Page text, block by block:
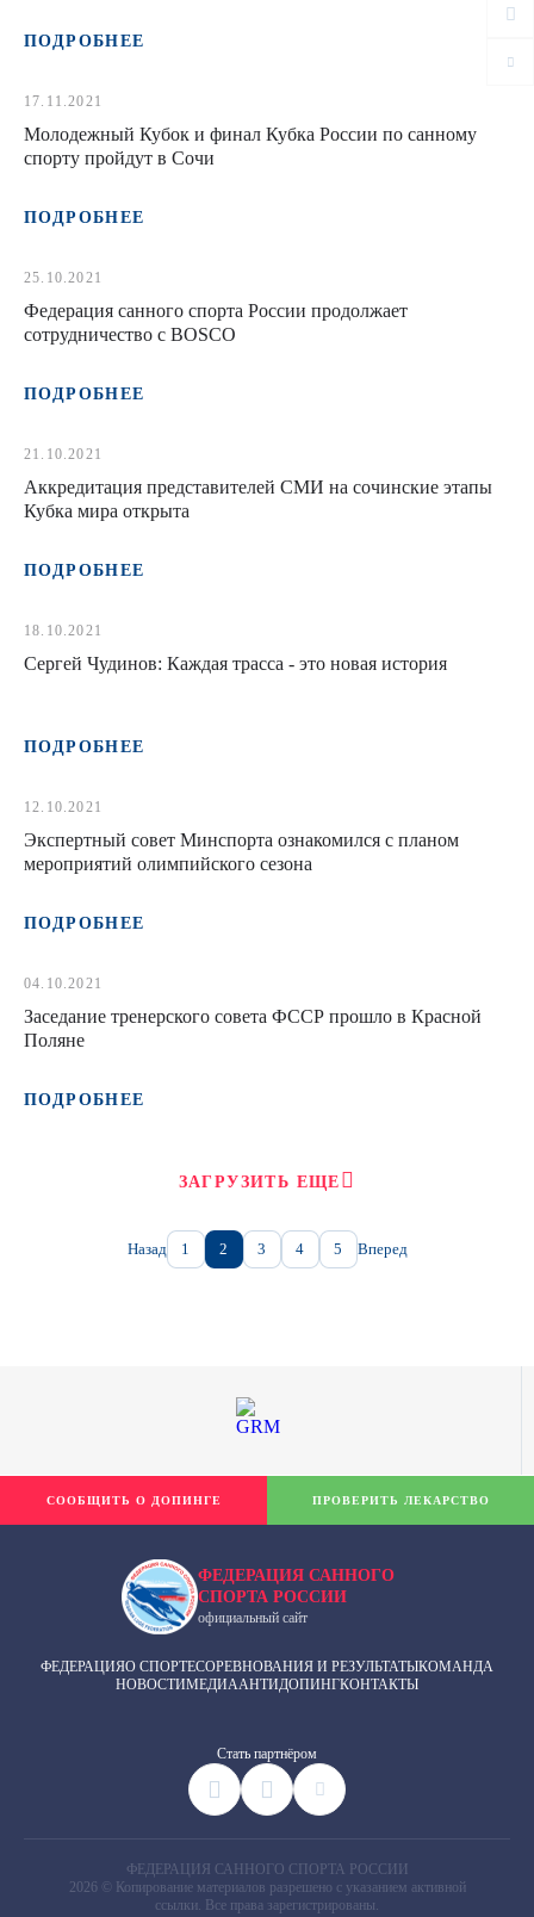
ПОДРОБНЕЕ
17.11.2021
Молодежный Кубок и финал Кубка России по санному
спорту пройдут в Сочи
ПОДРОБНЕЕ
25.10.2021
Федерация санного спорта России продолжает
сотрудничество с BOSCO
ПОДРОБНЕЕ
21.10.2021
Аккредитация представителей СМИ на сочинские этапы
Кубка мира открыта
ПОДРОБНЕЕ
18.10.2021
Сергей Чудинов: Каждая трасса - это новая история
ПОДРОБНЕЕ
12.10.2021
Экспертный совет Минспорта ознакомился с планом
мероприятий олимпийского сезона
ПОДРОБНЕЕ
04.10.2021
Заседание тренерского совета ФССР прошло в Красной
Поляне
ПОДРОБНЕЕ
ЗАГРУЗИТЬ ЕЩЕ
Назад 1 2 3 4 5 Вперед
ФЕДЕРАЦИЯ САННОГО
СПОРТА РОССИИ
официальный сайт
ФЕДЕРАЦИЯО СПОРТЕСОРЕВНОВАНИЯ И РЕЗУЛЬТАТЫКОМАНДА
НОВОСТИМЕДИААНТИДОПИНГКОНТАКТЫ
Cтать партнёром
СООБЩИТЬ О ДОПИНГЕ ПРОВЕРИТЬ ЛЕКАРСТВО
ФЕДЕРАЦИЯ САННОГО СПОРТА РОССИИ
2026 © Копирование материалов разрешено с указанием активной
ссылки. Все права зарегистрированы.